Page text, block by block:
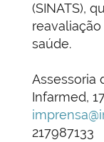
(SINATS),
saúde.
Assessoria
Infarmed,
217987133